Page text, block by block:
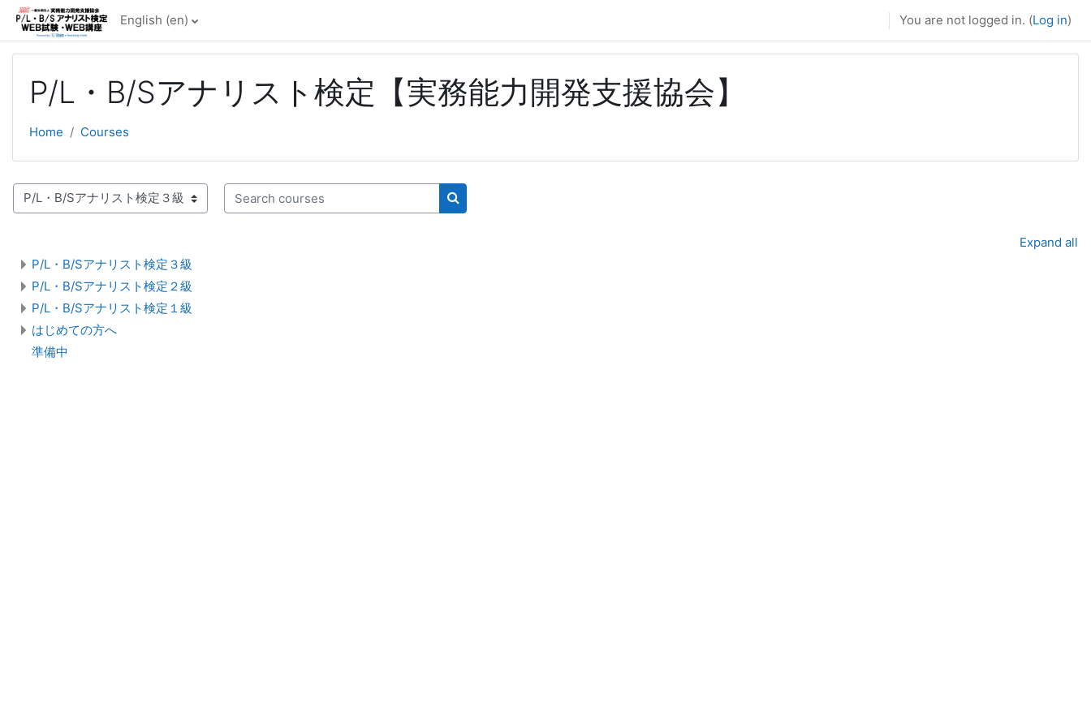
Skip to main content
English ‎(en)‎ You are not logged in. (Log in)
P/L・B/Sアナリスト検定【実務能力開発支援協会】
Home Courses
categories
Search courses
Search courses
Expand all
P/L・B/Sアナリスト検定３級
P/L・B/Sアナリスト検定２級
P/L・B/Sアナリスト検定１級
はじめての方へ
準備中